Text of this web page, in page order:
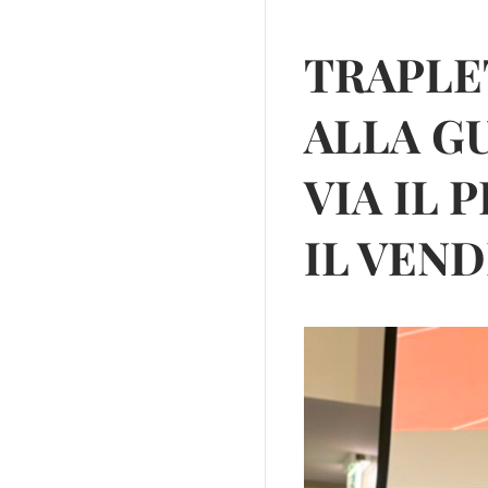
ALLA
VIA IL
IL